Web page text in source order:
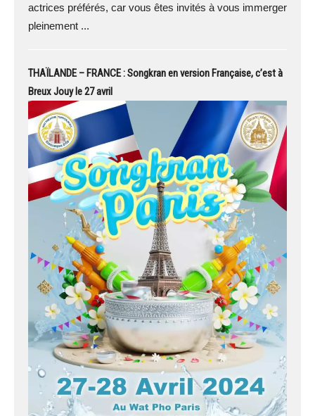
actrices préférés, car vous êtes invités à vous immerger
pleinement ...
THAÏLANDE – FRANCE : Songkran en version Française, c’est à
Breux Jouy le 27 avril